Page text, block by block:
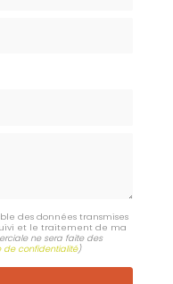
des données transmises
et le traitement de ma
ne sera faite des
de confidentialité)